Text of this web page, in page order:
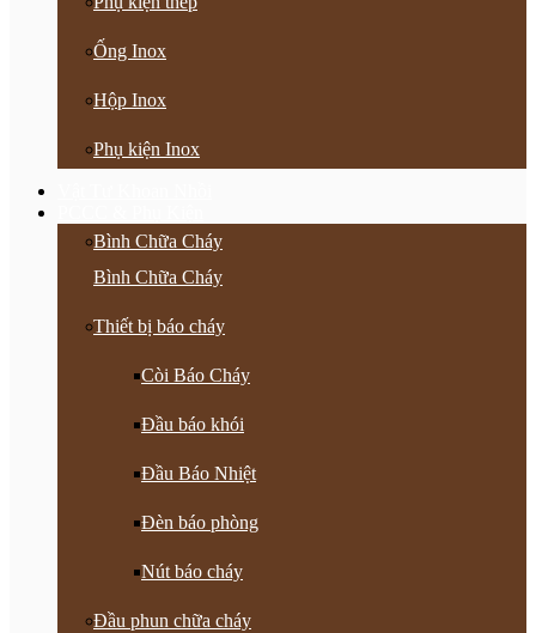
Ống Inox
Hộp Inox
Phụ kiện Inox
Bình Chữa Cháy
Bình Chữa Cháy
Thiết bị báo cháy
Còi Báo Cháy
Đầu báo khói
Đầu Báo Nhiệt
Đèn báo phòng
Nút báo cháy
Đầu phun chữa cháy